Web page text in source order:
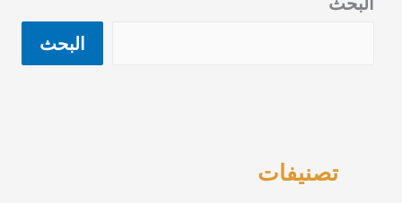
البحث
تصنيفات